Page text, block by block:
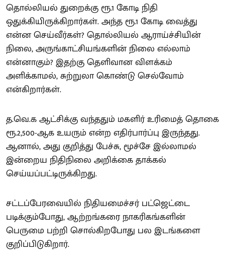
தொல்லியல் துறைக்கு ரூ.1 கோடி நிதி
ஒதுக்கியிருக்கிறார்கள். அந்த ரூ.1 கோடி வைத்து
என்ன செய்வீர்கள்? தொல்லியல் ஆராய்ச்சியின்
நிலை, அருங்காட்சியங்களின் நிலை எல்லாம்
என்னாகும்? இதற்கு தெளிவான விளக்கம்
அளிக்காமல், சுற்றுலா கொண்டு செல்வோம்
என்கிறார்கள்.
த.வெ.க ஆட்சிக்கு வந்ததும் மகளிர் உரிமைத் தொகை
ரூ.2,500-ஆக உயரும் என்ற எதிர்பார்ப்பு இருந்தது.
ஆனால், அது குறித்து பேச்சு, மூச்சே இல்லாமல்
இன்றைய நிதிநிலை அறிக்கை தாக்கல்
செய்யப்பட்டிருக்கிறது.
சட்டப்பேரவையில் நிதியமைச்சர் பட்ஜெட்டை
படிக்கும்போது, ஆற்றங்கரை நாகரிகங்களின்
பெருமை பற்றி சொல்கிறபோது பல இடங்களை
குறிப்பிடுகிறார்.